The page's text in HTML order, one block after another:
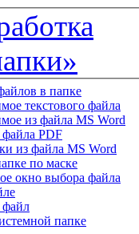
в папке
текстового файла
из файла MS Word
файла PDF
из файла MS Word
по маске
окно выбора файла
файл
папке